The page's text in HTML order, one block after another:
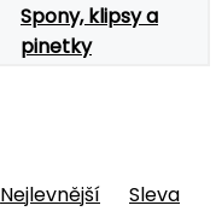
Spony, klipsy a
pinetky
Nejlevnější
Sleva